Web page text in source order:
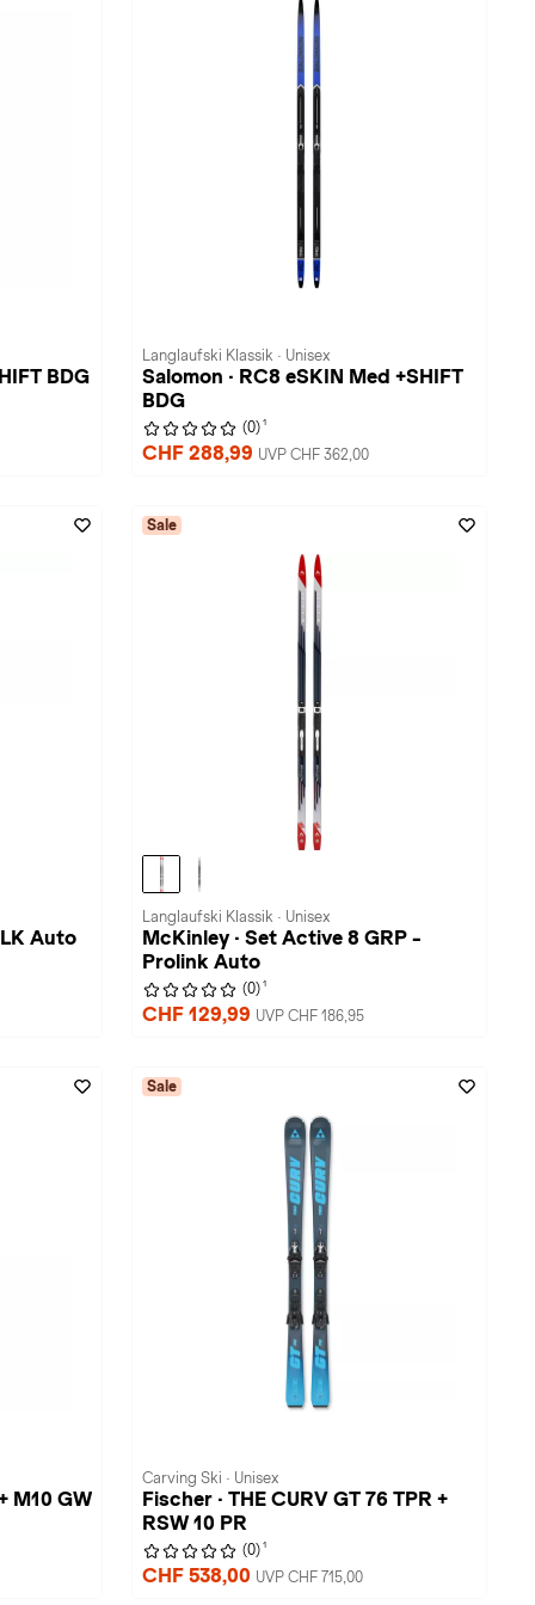
BDG
Langlaufski Klassik · Unisex
Salomon · RC8 eSKIN Med +SHIFT
BDG
(0) 1
CHF 288,99 UVP CHF 362,00
Auto
Sale
Langlaufski Klassik · Unisex
McKinley · Set Active 8 GRP -
Prolink Auto
(0) 1
CHF 129,99 UVP CHF 186,95
M10 GW
Sale
Carving Ski · Unisex
Fischer · THE CURV GT 76 TPR +
RSW 10 PR
(0) 1
CHF 538,00 UVP CHF 715,00